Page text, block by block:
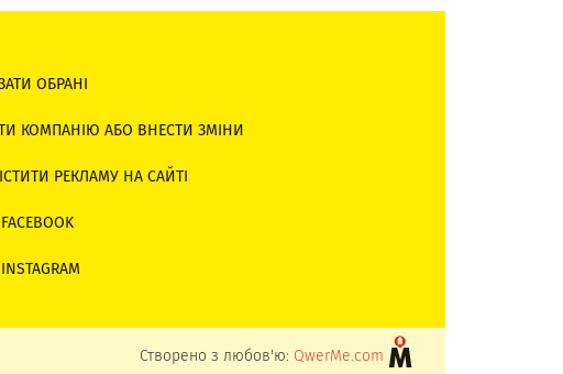
ОБРАНІ
КОМПАНІЮ АБО ВНЕСТИ ЗМІНИ
РЕКЛАМУ НА САЙТІ
Створено з любов'ю: QwerMe.com